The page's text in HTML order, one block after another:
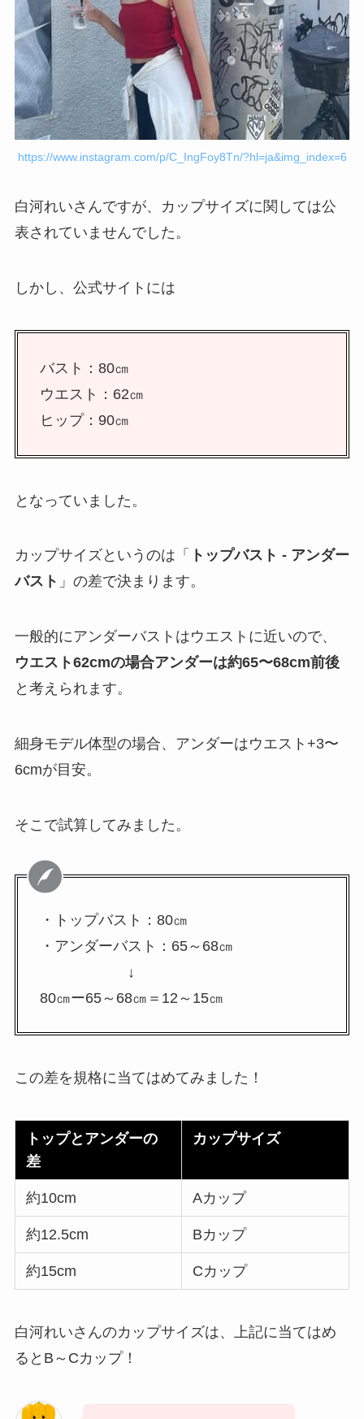
https://www.instagram.com/p/C_IngFoy8Tn/?hl=ja&img_index=6
白河れいさんですが、カップサイズに関しては公
表されていませんでした。
しかし、公式サイトには
バスト：80㎝
ウエスト：62㎝
ヒップ：90㎝
となっていました。
カップサイズというのは「
トップバスト - アンダー
バスト 」の差で決まります。
一般的にアンダーバストはウエストに近いので、
ウエスト62cmの場合アンダーは約65〜68cm前後
と考えられます。
細身モデル体型の場合、アンダーはウエスト+3〜
6cmが目安。
そこで試算してみました。
・トップバスト：80㎝
・アンダーバスト：65～68㎝
↓
80㎝ー65～68㎝＝12～15㎝
この差を規格に当てはめてみました！
トップとアンダーの
差
カップサイズ
約10cm Aカップ
約12.5cm Bカップ
約15cm Cカップ
白河れいさんのカップサイズは、上記に当てはめ
るとB～Cカップ！